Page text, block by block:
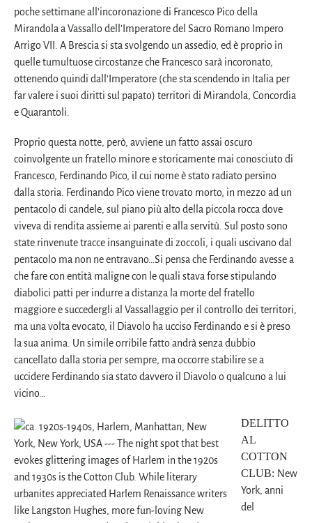
poche settimane all’incoronazione di Francesco Pico della
Mirandola a Vassallo dell’Imperatore del Sacro Romano Impero
Arrigo VII. A Brescia si sta svolgendo un assedio, ed è proprio in
quelle tumultuose circostanze che Francesco sarà incoronato,
ottenendo quindi dall’Imperatore (che sta scendendo in Italia per
far valere i suoi diritti sul papato) territori di Mirandola, Concordia
e Quarantoli.
Proprio questa notte, però, avviene un fatto assai oscuro
coinvolgente un fratello minore e storicamente mai conosciuto di
Francesco, Ferdinando Pico, il cui nome è stato radiato persino
dalla storia. Ferdinando Pico viene trovato morto, in mezzo ad un
pentacolo di candele, sul piano più alto della piccola rocca dove
viveva di rendita assieme ai parenti e alla servitù. Sul posto sono
state rinvenute tracce insanguinate di zoccoli, i quali uscivano dal
pentacolo ma non ne entravano…Si pensa che Ferdinando avesse a
che fare con entità maligne con le quali stava forse stipulando
diabolici patti per indurre a distanza la morte del fratello
maggiore e succedergli al Vassallaggio per il controllo dei territori,
ma una volta evocato, il Diavolo ha ucciso Ferdinando e si è preso
la sua anima. Un simile orribile fatto andrà senza dubbio
cancellato dalla storia per sempre, ma occorre stabilire se a
uccidere Ferdinando sia stato davvero il Diavolo o qualcuno a lui
vicino…
DELITTO
AL
COTTON
CLUB: New
York, anni
del